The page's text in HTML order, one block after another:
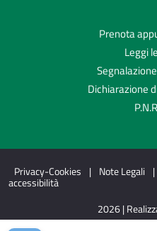
Prenota
Leggi
Dichiarazione
Privacy-Cookies | Note Legali |
accessibilità
2026 |